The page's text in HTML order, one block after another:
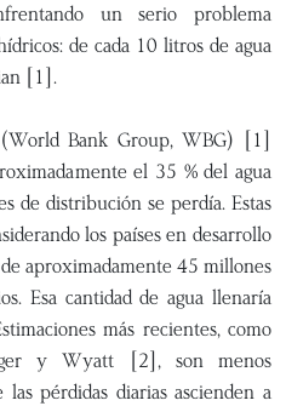
un serio problema
de cada 10 litros de agua
[1].
Bank Group, WBG) [1]
el 35 % del agua
de distribución se perdía. Estas
los países en desarrollo
aproximadamente 45 millones
Esa cantidad de agua llenaría
más recientes, como
y Wyatt [2], son menos
pérdidas diarias ascienden a